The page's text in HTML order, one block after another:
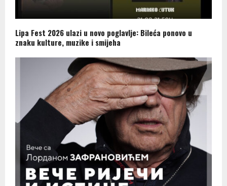
Lipa Fest 2026 ulazi u novo poglavlje: Bileća ponovo u
znaku kulture, muzike i smijeha